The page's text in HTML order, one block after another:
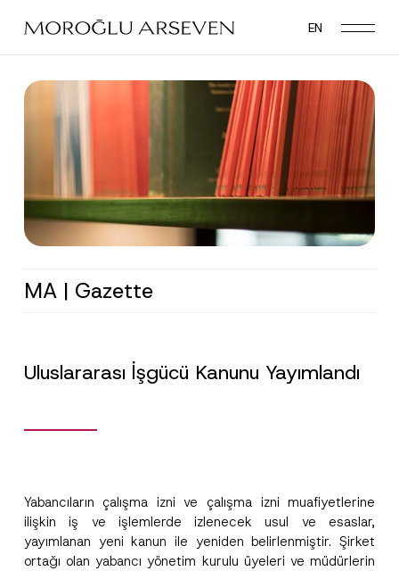
main
EN
MA | Gazette
Uluslararası İşgücü Kanunu Yayımlandı
Yabancıların çalışma izni ve çalışma izni muafiyetlerine
ilişkin iş ve işlemlerde izlenecek usul ve esaslar,
yayımlanan yeni kanun ile yeniden belirlenmiştir. Şirket
ortağı olan yabancı yönetim kurulu üyeleri ve müdürlerin